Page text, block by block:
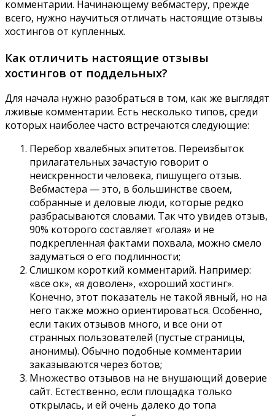
комментарии. Начинающему вебмастеру, прежде
всего, нужно научиться отличать настоящие отзывы
хостингов от купленных.
Как отличить настоящие отзывы
хостингов от поддельных?
Для начала нужно разобраться в том, как же выглядят
лживые комментарии. Есть несколько типов, среди
которых наиболее часто встречаются следующие:
Перебор хвалебных эпитетов. Переизбыток
прилагательных зачастую говорит о
неискренности человека, пишущего отзыв.
Вебмастера — это, в большинстве своем,
собранные и деловые люди, которые редко
разбрасываются словами. Так что увидев отзыв,
90% которого составляет «голая» и не
подкрепленная фактами похвала, можно смело
задуматься о его подлинности;
Слишком короткий комментарий. Например:
«все ок», «я доволен», «хороший хостинг».
Конечно, этот показатель не такой явный, но на
него также можно ориентироваться. Особенно,
если таких отзывов много, и все они от
странных пользователей (пустые страницы,
анонимы). Обычно подобные комментарии
заказываются через ботов;
Множество отзывов на не внушающий доверие
сайт. Естественно, если площадка только
открылась, и ей очень далеко до топа